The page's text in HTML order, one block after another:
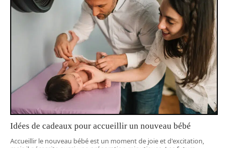
Idées de cadeaux pour accueillir un nouveau bébé
Accueillir le nouveau bébé est un moment de joie et d'excitation,